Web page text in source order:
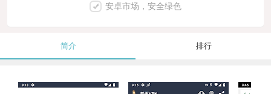
安卓市场，安全绿色
简介 排行